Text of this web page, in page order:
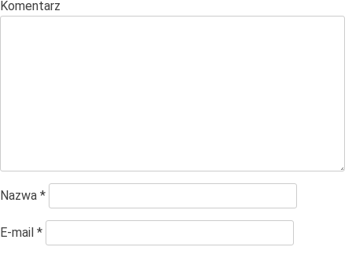
Komentarz
Nazwa *
E-mail *